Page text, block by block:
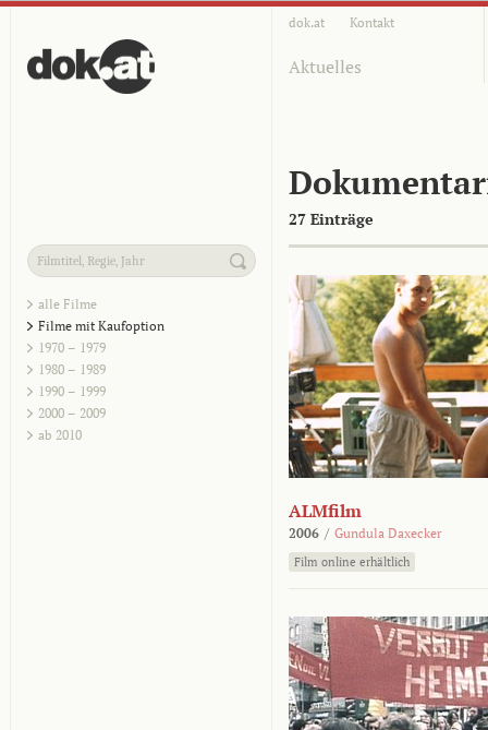
dok.at Kontakt
Aktuelles
27 Einträge
alle Filme
Filme mit Kaufoption
1970 – 1979
1980 – 1989
1990 – 1999
2000 – 2009
ab 2010
ALMfilm
2006 / Gundula Daxecker
Film online erhältlich